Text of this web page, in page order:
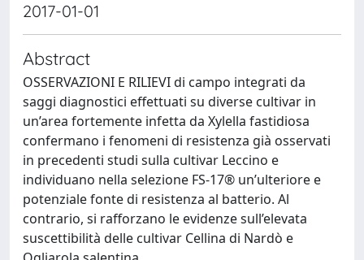
2017-01-01
Abstract
OSSERVAZIONI E RILIEVI di campo integrati da
saggi diagnostici effettuati su diverse cultivar in
un’area fortemente infetta da Xylella fastidiosa
confermano i fenomeni di resistenza già osservati
in precedenti studi sulla cultivar Leccino e
individuano nella selezione FS-17® un’ulteriore e
potenziale fonte di resistenza al batterio. Al
contrario, si rafforzano le evidenze sull’elevata
suscettibilità delle cultivar Cellina di Nardò e